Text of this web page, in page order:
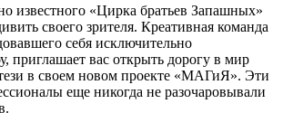
известного «Цирка братьев Запашных»
своего зрителя. Креативная команда
себя исключительно
приглашает вас открыть дорогу в мир
в своем новом проекте «МАГиЯ». Эти
еще никогда не разочаровывали